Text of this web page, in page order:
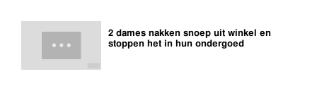
2 dames nakken snoep uit winkel en
stoppen het in hun ondergoed